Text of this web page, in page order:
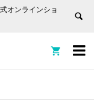
オンラインショ

